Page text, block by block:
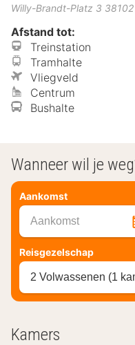
Willy-Brandt-Platz 3 38102
Afstand tot:
Treinstation
Tramhalte
Vliegveld
Centrum
Bushalte
Wanneer wil je
Aankomst
Aankomst
Reisgezelschap
2 Volwassenen (1
Kamers